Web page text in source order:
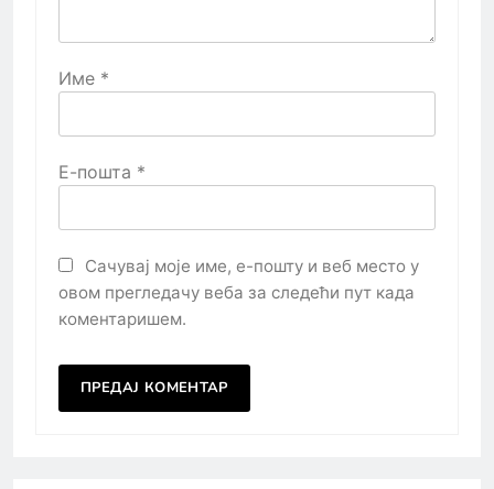
Име *
Е-пошта *
Сачувај моје име, е-пошту и веб место у
овом прегледачу веба за следећи пут када
коментаришем.